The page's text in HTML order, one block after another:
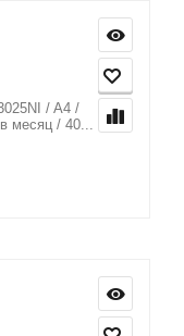
/ A4 /
месяц / 40...